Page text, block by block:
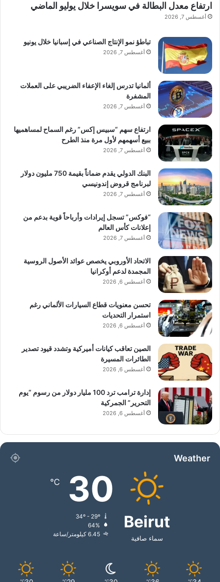
ارتفاع معدل البطالة في سويسرا خلال يوليو الماضي
أغسطس 7, 2026
تباطؤ نمو الإنتاج الصناعي في إسبانيا خلال يونيو
أغسطس 7, 2026
ألمانيا تدرس إلغاء الإعفاء الضريبي على العملات
المشفرة
أغسطس 7, 2026
ارتفاع سهم “سبيس إكس” رغم السماح لمساهميها
ببيع أسهمهم لأول مرة منذ الطرح
أغسطس 7, 2026
البنك الدولي يقدم ضماناً بقيمة 750 مليون دولار
لبرنامج قروض إندونيسي
أغسطس 7, 2026
“فوكس” تسجل إيرادات وأرباحاً قوية بدعم من
إعلانات كأس العالم
أغسطس 7, 2026
الاتحاد الأوروبي يخصص عوائد الأصول الروسية
المجمدة لدعم أوكرانيا
أغسطس 6, 2026
تحسن معنويات قطاع السيارات الألماني رغم
استمرار التحديات
أغسطس 6, 2026
الصين تعاقب كيانات أميركية وتشدد قيود تصدير
الطائرات المسيرة
أغسطس 6, 2026
إدارة ترامب ترد 100 مليار دولار من رسوم “يوم
التحرير” الجمركية
أغسطس 6, 2026
Weather
Beirut
سماء صافية
30
℃
64%
6.45 كيلومتر/ساعة